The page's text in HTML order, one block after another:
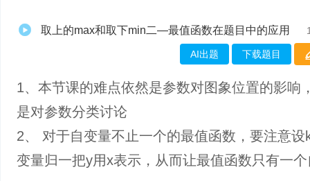
取上的max和取下min二—最值函数在题目中的应用
AI出题 下载题目
1、本节课的难点依然是参数对图象位置的影响
是对参数分类讨论
2、 对于自变量不止一个的最值函数，要注意设
变量归一把y用x表示，从而让最值函数只有一